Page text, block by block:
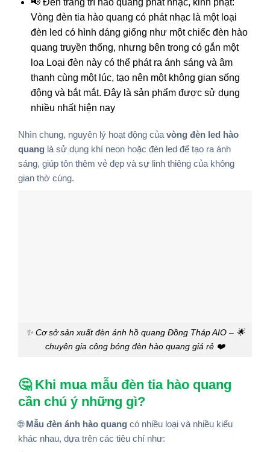
Vòng đèn tia hào quang có phát nhạc là một loại
đèn led có hình dáng giống như một chiếc đèn hào
quang truyền thống, nhưng bên trong có gắn một
loa Loại đèn này có thể phát ra ánh sáng và âm
thanh cùng một lúc, tạo nên một không gian sống
động và bắt mắt. Đây là sản phẩm được sử dụng
nhiều nhất hiện nay
Nhìn chung, nguyên lý hoạt động của vòng đèn led hào
quang là sử dụng khí neon hoặc đèn led để tạo ra ánh
sáng, giúp tôn thêm vẻ đẹp và sự linh thiêng của không
gian thờ cúng.
✨ Cơ sở sản xuất đèn ánh hồ quang Đồng Tháp AIO – 🌟
chuyên gia công bóng đèn hào quang giá rẻ ❤️
🤔 Khi mua mẫu đèn tia hào quang
cần chú ý những gì?
🌐Mẫu đèn ánh hào quang có nhiều loại và nhiều kiểu
khác nhau, dựa trên các tiêu chí như: